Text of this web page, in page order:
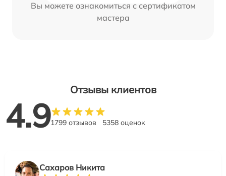
Вы можете ознакомиться с сертификатом
мастера
Отзывы клиентов
4.91799 отзывов 5358 оценок
Сахаров Никита